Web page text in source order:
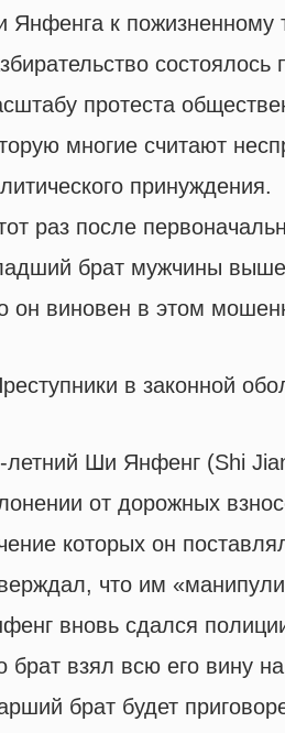
Янфенга к пожизненному
протеста
многие считают
принуждения.
раз после
брат мужчины
он виновен в этом
в законной
летний Ши Янфенг (Shi
от дорожных
которых он
что им
вновь сдался
брат взял всю его вину
брат будет